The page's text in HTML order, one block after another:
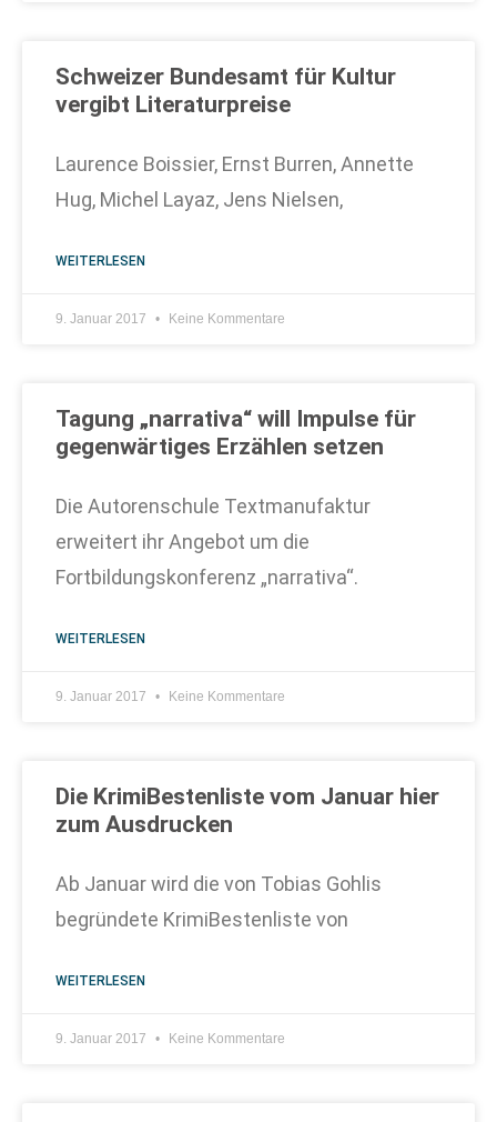
Schweizer Bundesamt für Kultur
vergibt Literaturpreise
Laurence Boissier, Ernst Burren, Annette
Hug, Michel Layaz, Jens Nielsen,
WEITERLESEN
9. Januar 2017 Keine Kommentare
Tagung „narrativa“ will Impulse für
gegenwärtiges Erzählen setzen
Die Autorenschule Textmanufaktur
erweitert ihr Angebot um die
Fortbildungskonferenz „narrativa“.
WEITERLESEN
9. Januar 2017 Keine Kommentare
Die KrimiBestenliste vom Januar hier
zum Ausdrucken
Ab Januar wird die von Tobias Gohlis
begründete KrimiBestenliste von
WEITERLESEN
9. Januar 2017 Keine Kommentare